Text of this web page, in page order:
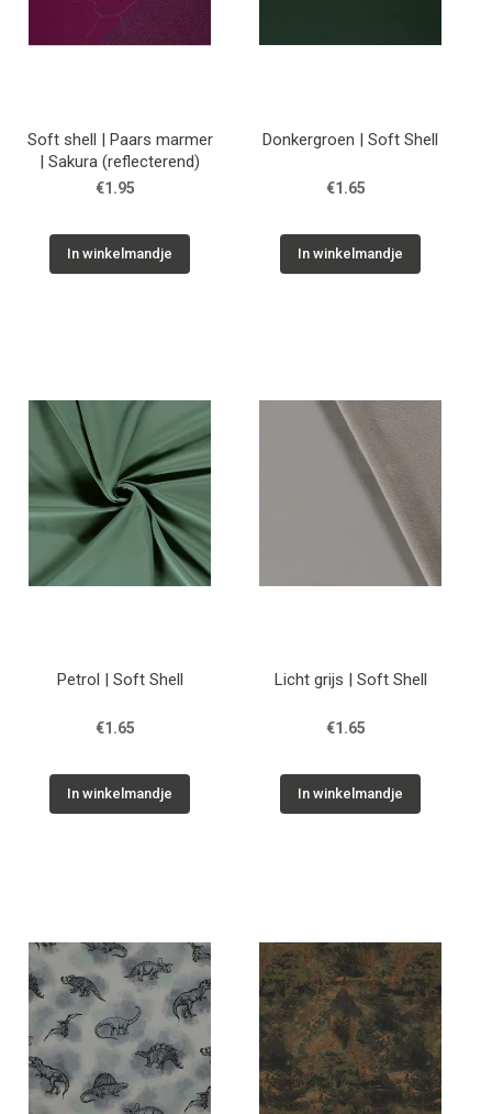
Soft shell | Paars marmer
| Sakura (reflecterend)
€1.95
In winkelmandje
Donkergroen | Soft Shell
€1.65
In winkelmandje
Petrol | Soft Shell
€1.65
In winkelmandje
Licht grijs | Soft Shell
€1.65
In winkelmandje